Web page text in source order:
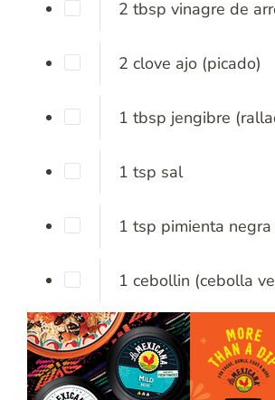
2 tbsp vinagre de
2 clove ajo (picado)
1 tbsp jengibre
1 tsp sal
1 tsp pimienta negra
1 cebollin (cebolla